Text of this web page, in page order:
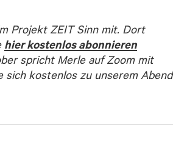
Projekt ZEIT Sinn mit. Dort
hier kostenlos abonnieren
spricht Merle auf Zoom mit
sich kostenlos zu unserem Abend